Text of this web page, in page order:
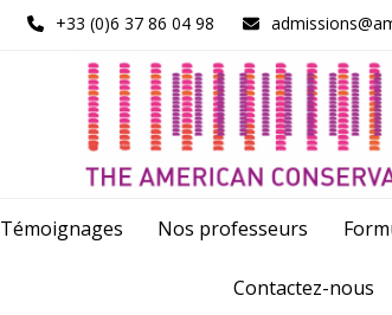
+33 (0)6 37 86 04 98
Témoignages Nos professeurs
Contactez-nous